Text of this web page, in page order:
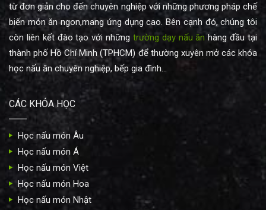
từ đơn giản cho đến chuyên nghiệp với những phương pháp chế
biến món ăn ngon,mang ứng dụng cao. Bên cạnh đó, chúng tôi
còn liên kết đào tạo với những trường dạy nấu ăn hàng đầu tại
thành phố Hồ Chí Minh (TPHCM) để thường xuyên mở các khóa
học nấu ăn chuyên nghiệp, bếp gia đình...
CÁC KHÓA HỌC
Học nấu món Âu
Học nấu món Á
Học nấu món Việt
Học nấu món Hoa
Học nấu món Nhật